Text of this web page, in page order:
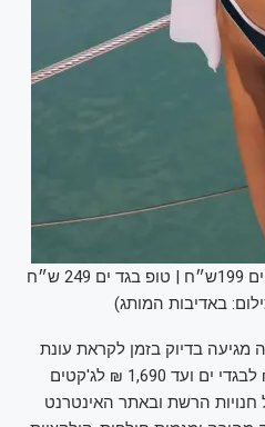
TOMMY HILFIGER תחתון בגד ים 199ש״ח | טופ בגד ים 249 ש״ח
מגיעה בדיוק בזמן לקראת עונת
הקיץ. המחירים נעים בין 199 ₪ לבגדי ים ועד 1,690 ₪ לג'קטים
חנויות הרשת ובאתר האינטרנט